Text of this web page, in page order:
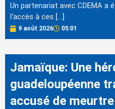
Un partenariat avec CDEMA a
l'accès à ces […]
9 août 2026 05:01
Jamaïque: Une
guadeloupéenne
accusé de meurtre